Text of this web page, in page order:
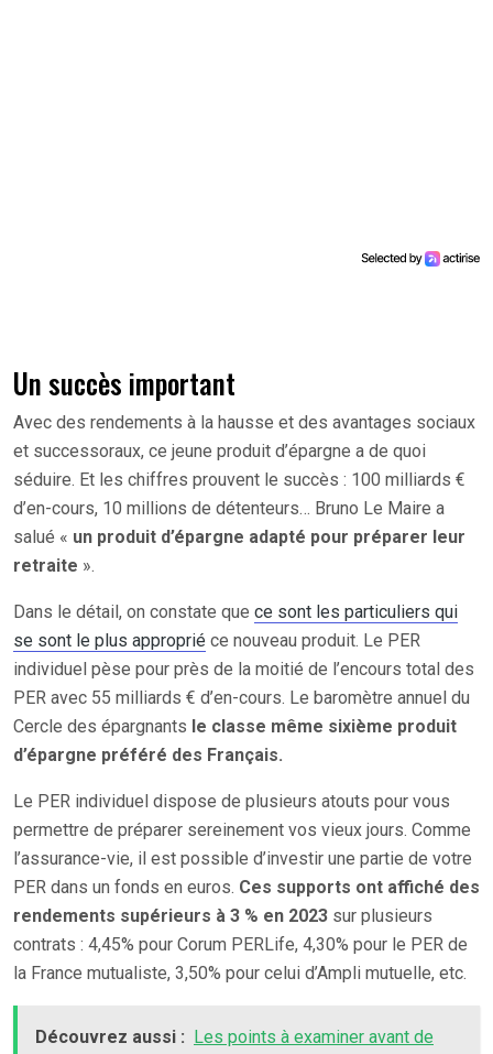
Un succès important
Avec des rendements à la hausse et des avantages sociaux
et successoraux, ce jeune produit d’épargne a de quoi
séduire. Et les chiffres prouvent le succès : 100 milliards €
d’en-cours, 10 millions de détenteurs… Bruno Le Maire a
salué « un produit d’épargne adapté pour préparer leur
retraite ».
Dans le détail, on constate que ce sont les particuliers qui
se sont le plus approprié ce nouveau produit. Le PER
individuel pèse pour près de la moitié de l’encours total des
PER avec 55 milliards € d’en-cours. Le baromètre annuel du
Cercle des épargnants le classe même sixième produit
d’épargne préféré des Français.
Le PER individuel dispose de plusieurs atouts pour vous
permettre de préparer sereinement vos vieux jours. Comme
l’assurance-vie, il est possible d’investir une partie de votre
PER dans un fonds en euros. Ces supports ont affiché des
rendements supérieurs à 3 % en 2023 sur plusieurs
contrats : 4,45% pour Corum PERLife, 4,30% pour le PER de
la France mutualiste, 3,50% pour celui d’Ampli mutuelle, etc.
Découvrez aussi :
Les points à examiner avant de